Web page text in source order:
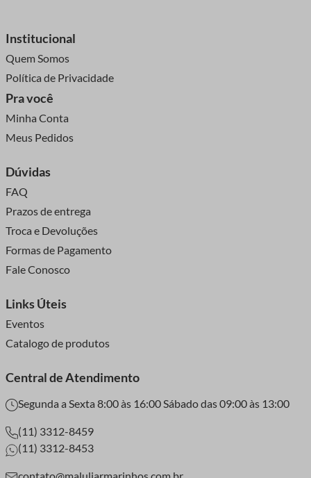
Institucional
Quem Somos
Política de Privacidade
Pra você
Minha Conta
Meus Pedidos
Dúvidas
FAQ
Prazos de entrega
Troca e Devoluções
Formas de Pagamento
Fale Conosco
Links Úteis
Eventos
Catalogo de produtos
Central de Atendimento
Segunda a Sexta 8:00 às 16:00 Sábado das 09:00 às 13:00
(11) 3312-8459
(11) 3312-8453